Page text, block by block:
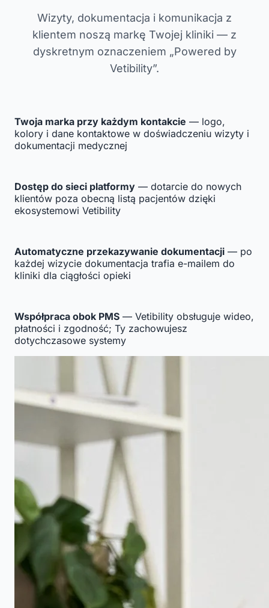
Wizyty, dokumentacja i komunikacja z
klientem noszą markę Twojej kliniki — z
dyskretnym oznaczeniem „Powered by
Vetibility”.
Twoja marka przy każdym kontakcie — logo,
kolory i dane kontaktowe w doświadczeniu wizyty i
dokumentacji medycznej
Dostęp do sieci platformy — dotarcie do nowych
klientów poza obecną listą pacjentów dzięki
ekosystemowi Vetibility
Automatyczne przekazywanie dokumentacji — po
każdej wizycie dokumentacja trafia e-mailem do
kliniki dla ciągłości opieki
Współpraca obok PMS — Vetibility obsługuje wideo,
płatności i zgodność; Ty zachowujesz
dotychczasowe systemy